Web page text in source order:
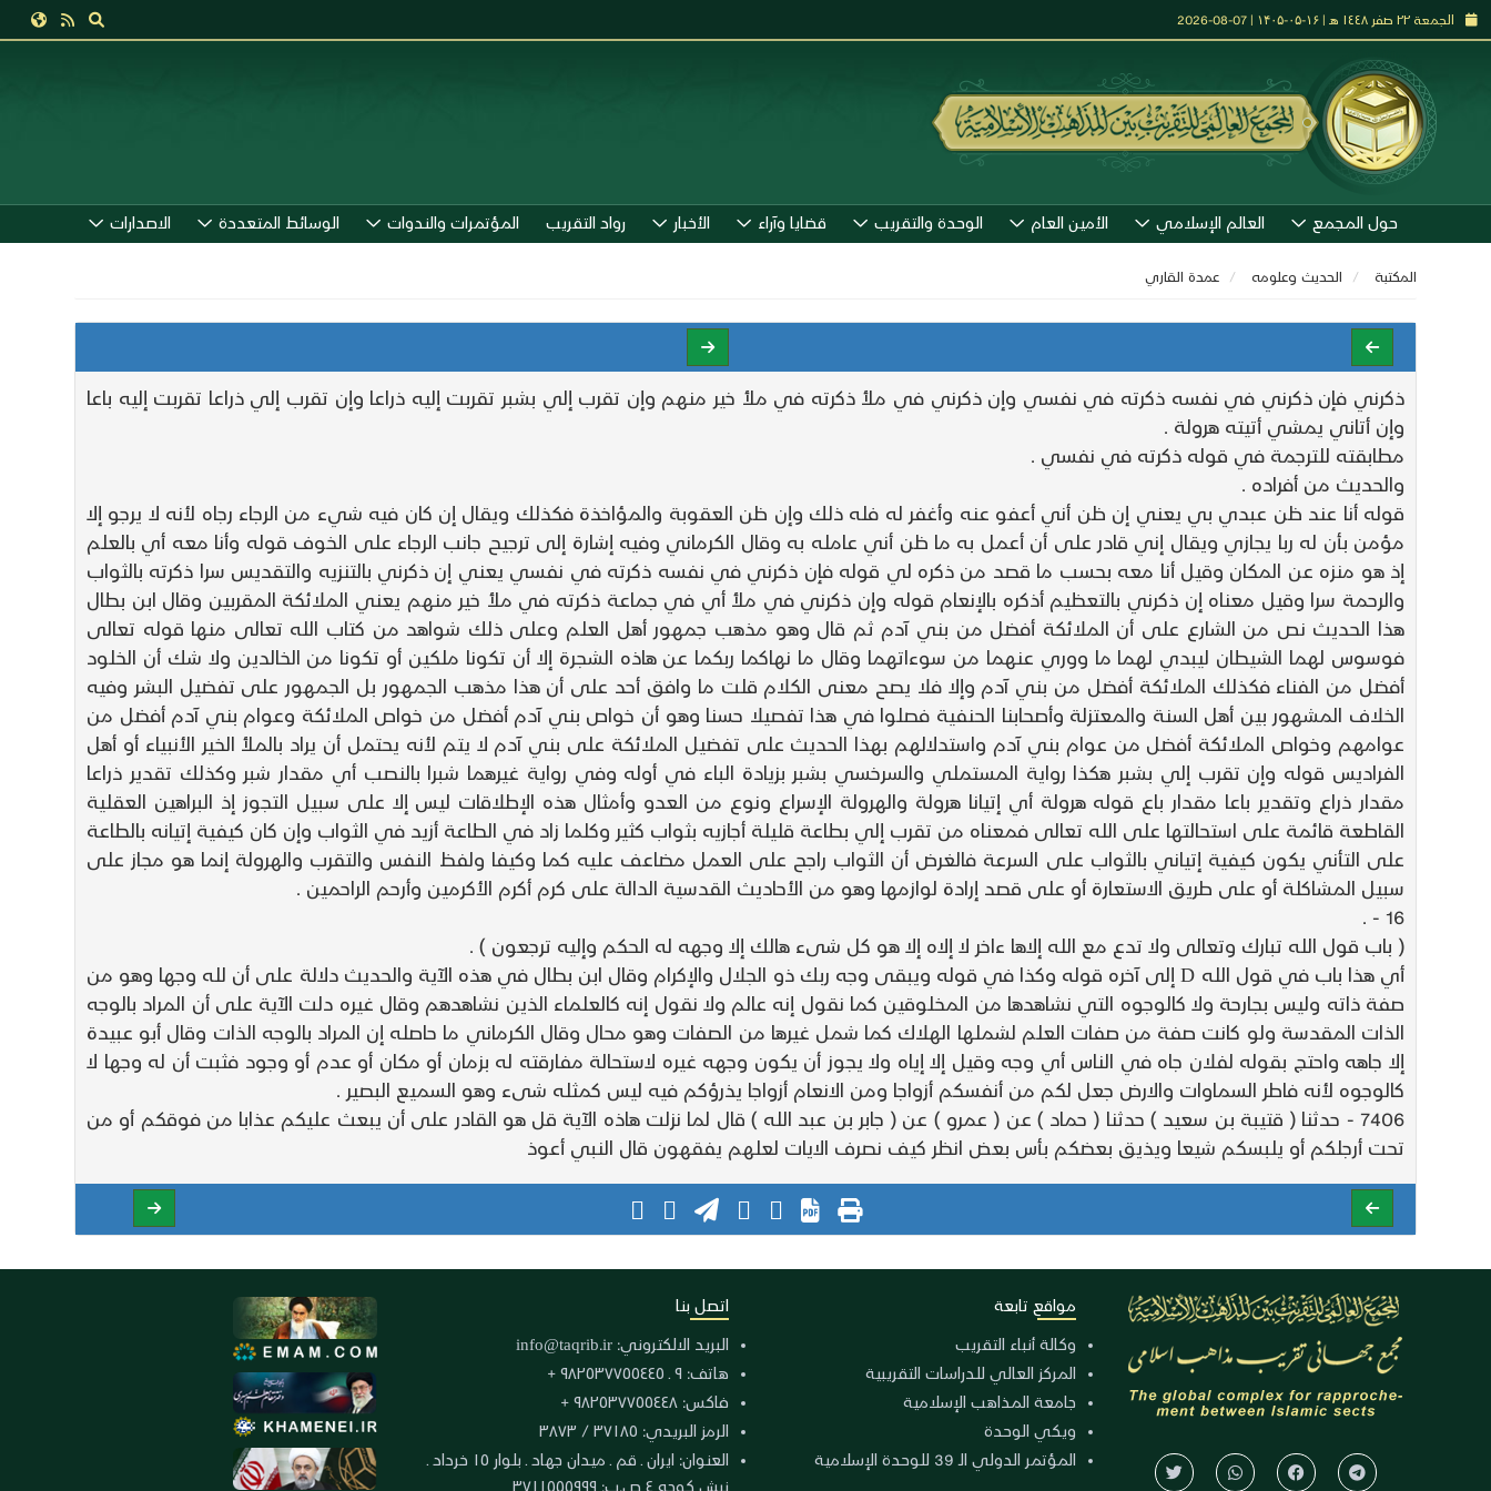
الجمعة ٢٢ صفر ١٤٤٨ هـ | ۱۶-۰۵-۱۴۰۵ | 07-08-2026
حول المجمع العالم الإسلامي الأمين العام الوحدة والتقريب قضايا وآراء الأخبار رواد التقريب المؤتمرات والندوات الوسائط المتعددة الاصدارات
المكتبة الحديث وعلومه عمدة القاري
ذكرني فإن ذكرني في نفسه ذكرته في نفسي وإن ذكرني في ملأ ذكرته في ملأ خير منهم وإن تقرب إلي بشبر تقربت إليه ذراعا وإن تقرب إلي ذراعا تقربت إليه باعا
وإن أتاني يمشي أتيته هرولة .
مطابقته للترجمة في قوله ذكرته في نفسي .
والحديث من أفراده .
قوله أنا عند ظن عبدي بي يعني إن ظن أني أعفو عنه وأغفر له فله ذلك وإن ظن العقوبة والمؤاخذة فكذلك ويقال إن كان فيه شيء من الرجاء رجاه لأنه لا يرجو إلا
مؤمن بأن له ربا يجازي ويقال إني قادر على أن أعمل به ما ظن أني عامله به وقال الكرماني وفيه إشارة إلى ترجيح جانب الرجاء على الخوف قوله وأنا معه أي بالعلم
إذ هو منزه عن المكان وقيل أنا معه بحسب ما قصد من ذكره لي قوله فإن ذكرني في نفسه ذكرته في نفسي يعني إن ذكرني بالتنزيه والتقديس سرا ذكرته بالثواب
والرحمة سرا وقيل معناه إن ذكرني بالتعظيم أذكره بالإنعام قوله وإن ذكرني في ملأ أي في جماعة ذكرته في ملأ خير منهم يعني الملائكة المقربين وقال ابن بطال
هذا الحديث نص من الشارع على أن الملائكة أفضل من بني آدم ثم قال وهو مذهب جمهور أهل العلم وعلى ذلك شواهد من كتاب الله تعالى منها قوله تعالى
فوسوس لهما الشيطان ليبدي لهما ما ووري عنهما من سوءاتهما وقال ما نهاكما ربكما عن هاذه الشجرة إلا أن تكونا ملكين أو تكونا من الخالدين ولا شك أن الخلود
أفضل من الفناء فكذلك الملائكة أفضل من بني آدم وإلا فلا يصح معنى الكلام قلت ما وافق أحد على أن هذا مذهب الجمهور بل الجمهور على تفضيل البشر وفيه
الخلاف المشهور بين أهل السنة والمعتزلة وأصحابنا الحنفية فصلوا في هذا تفصيلا حسنا وهو أن خواص بني آدم أفضل من خواص الملائكة وعوام بني آدم أفضل من
عوامهم وخواص الملائكة أفضل من عوام بني آدم واستدلالهم بهذا الحديث على تفضيل الملائكة على بني آدم لا يتم لأنه يحتمل أن يراد بالملأ الخير الأنبياء أو أهل
الفراديس قوله وإن تقرب إلي بشبر هكذا رواية المستملي والسرخسي بشبر بزيادة الباء في أوله وفي رواية غيرهما شبرا بالنصب أي مقدار شبر وكذلك تقدير ذراعا
مقدار ذراع وتقدير باعا مقدار باع قوله هرولة أي إتيانا هرولة والهرولة الإسراع ونوع من العدو وأمثال هذه الإطلاقات ليس إلا على سبيل التجوز إذ البراهين العقلية
القاطعة قائمة على استحالتها على الله تعالى فمعناه من تقرب إلي بطاعة قليلة أجازيه بثواب كثير وكلما زاد في الطاعة أزيد في الثواب وإن كان كيفية إتيانه بالطاعة
على التأني يكون كيفية إتياني بالثواب على السرعة فالغرض أن الثواب راجح على العمل مضاعف عليه كما وكيفا ولفظ النفس والتقرب والهرولة إنما هو مجاز على
سبيل المشاكلة أو على طريق الاستعارة أو على قصد إرادة لوازمها وهو من الأحاديث القدسية الدالة على كرم أكرم الأكرمين وأرحم الراحمين .
16 - .
( باب قول الله تبارك وتعالى ولا تدع مع الله إلاها ءاخر لا إلاه إلا هو كل شىء هالك إلا وجهه له الحكم وإليه ترجعون ) .
أي هذا باب في قول الله D إلى آخره قوله وكذا في قوله ويبقى وجه ربك ذو الجلال والإكرام وقال ابن بطال في هذه الآية والحديث دلالة على أن لله وجها وهو من
صفة ذاته وليس بجارحة ولا كالوجوه التي نشاهدها من المخلوقين كما نقول إنه عالم ولا نقول إنه كالعلماء الذين نشاهدهم وقال غيره دلت الآية على أن المراد بالوجه
الذات المقدسة ولو كانت صفة من صفات العلم لشملها الهلاك كما شمل غيرها من الصفات وهو محال وقال الكرماني ما حاصله إن المراد بالوجه الذات وقال أبو عبيدة
إلا جاهه واحتج بقوله لفلان جاه في الناس أي وجه وقيل إلا إياه ولا يجوز أن يكون وجهه غيره لاستحالة مفارقته له بزمان أو مكان أو عدم أو وجود فثبت أن له وجها لا
كالوجوه لأنه فاطر السماوات والارض جعل لكم من أنفسكم أزواجا ومن الانعام أزواجا يذرؤكم فيه ليس كمثله شىء وهو السميع البصير .
7406 - حدثنا ( قتيبة بن سعيد ) حدثنا ( حماد ) عن ( عمرو ) عن ( جابر بن عبد الله ) قال لما نزلت هاذه الآية قل هو القادر على أن يبعث عليكم عذابا من فوقكم أو من
تحت أرجلكم أو يلبسكم شيعا ويذيق بعضكم بأس بعض انظر كيف نصرف الايات لعلهم يفقهون قال النبي أعوذ
مواقع تابعة
وكالة أنباء التقريب
المركز العالي للدراسات التقريبية
جامعة المذاهب الإسلامية
ويكي الوحدة
المؤتمر الدولي الـ 39 للوحدة الإسلامية
اتصل بنا
البريد الالكتروني: info@taqrib.ir
هاتف: ٩ ـ ٩٨٢٥٣٧٧٥٥٤٤٥ +
فاكس: ٩٨٢٥٣٧٧٥٥٤٤٨ +
الرمز البريدي: ٣٧١٨٥ / ٣٨٧٣
العنوان: ايران ـ قم ـ ميدان جهاد ـ بلوار ١٥ خرداد ـ
نبش كوجه ٤ ص.ب: ٣٧١١٥٥٥٩٩٩